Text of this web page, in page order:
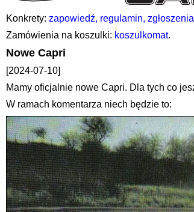
Konkrety: zapowiedź, regulamin, zgłoszenia
Zamówienia na koszulki: koszulkomat.
Nowe Capri
[2024-07-10]
Mamy oficjalnie nowe Capri. Dla tych co
W ramach komentarza niech będzie to: